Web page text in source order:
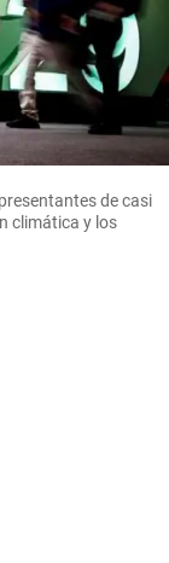
de casi
climática y los